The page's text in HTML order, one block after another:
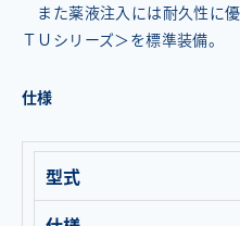
また薬液注入には耐久性に
ＴＵシリーズ＞を標準装備。
仕様
型式